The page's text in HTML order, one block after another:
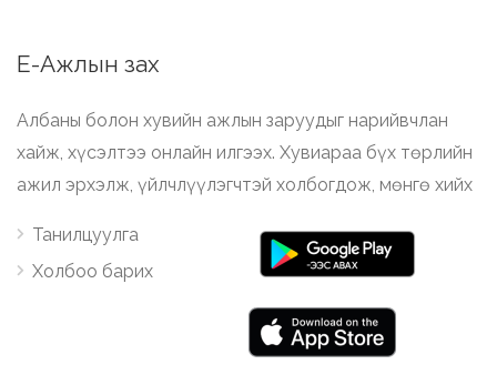
Е-Ажлын зах
Албаны болон хувийн ажлын заруудыг нарийвчлан
хайж, хүсэлтээ онлайн илгээх. Хувиараа бүх төрлийн
ажил эрхэлж, үйлчлүүлэгчтэй холбогдож, мөнгө хийх
Танилцуулга
Холбоо барих